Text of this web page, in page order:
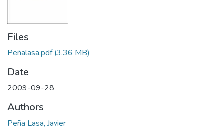
Files
Peñalasa.pdf(3.36 MB)
Date
2009-09-28
Authors
Peña Lasa, Javier